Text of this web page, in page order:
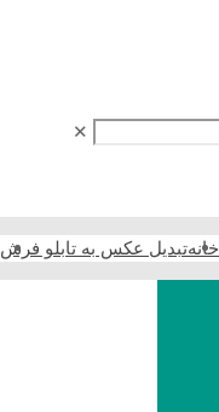
✕
خانهتبدیل عکس به تابلو فرش